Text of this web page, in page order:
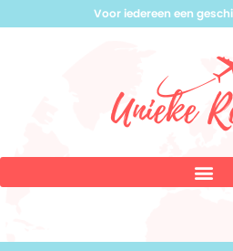
Voor iedereen een